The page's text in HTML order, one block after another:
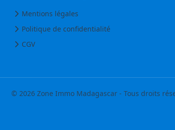
Mentions légales
Politique de confidentialité
CGV
© 2026 Zone Immo Madagascar - Tous droits